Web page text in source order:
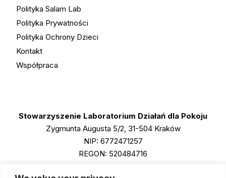
Polityka Salam Lab
Polityka Prywatności
Polityka Ochrony Dzieci
Kontakt
Współpraca
Stowarzyszenie Laboratorium Działań dla Pokoju
Zygmunta Augusta 5/2, 31-504 Kraków
NIP: 6772471257
REGON: 520484716